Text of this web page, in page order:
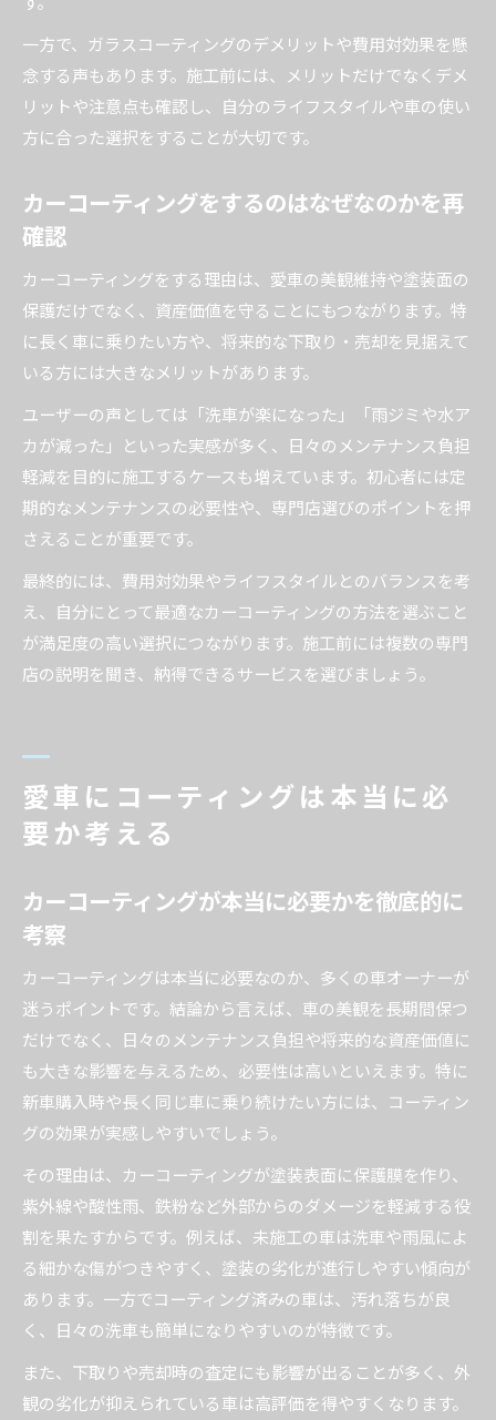
一方で、ガラスコーティングのデメリットや費用対効果を懸
念する声もあります。施工前には、メリットだけでなくデメ
リットや注意点も確認し、自分のライフスタイルや車の使い
方に合った選択をすることが大切です。
カーコーティングをするのはなぜなのかを再
確認
カーコーティングをする理由は、愛車の美観維持や塗装面の
保護だけでなく、資産価値を守ることにもつながります。特
に長く車に乗りたい方や、将来的な下取り・売却を見据えて
いる方には大きなメリットがあります。
ユーザーの声としては「洗車が楽になった」「雨ジミや水ア
カが減った」といった実感が多く、日々のメンテナンス負担
軽減を目的に施工するケースも増えています。初心者には定
期的なメンテナンスの必要性や、専門店選びのポイントを押
さえることが重要です。
最終的には、費用対効果やライフスタイルとのバランスを考
え、自分にとって最適なカーコーティングの方法を選ぶこと
が満足度の高い選択につながります。施工前には複数の専門
店の説明を聞き、納得できるサービスを選びましょう。
愛車にコーティングは本当に必
要か考える
カーコーティングが本当に必要かを徹底的に
考察
カーコーティングは本当に必要なのか、多くの車オーナーが
迷うポイントです。結論から言えば、車の美観を長期間保つ
だけでなく、日々のメンテナンス負担や将来的な資産価値に
も大きな影響を与えるため、必要性は高いといえます。特に
新車購入時や長く同じ車に乗り続けたい方には、コーティン
グの効果が実感しやすいでしょう。
その理由は、カーコーティングが塗装表面に保護膜を作り、
紫外線や酸性雨、鉄粉など外部からのダメージを軽減する役
割を果たすからです。例えば、未施工の車は洗車や雨風によ
る細かな傷がつきやすく、塗装の劣化が進行しやすい傾向が
あります。一方でコーティング済みの車は、汚れ落ちが良
く、日々の洗車も簡単になりやすいのが特徴です。
また、下取りや売却時の査定にも影響が出ることが多く、外
観の劣化が抑えられている車は高評価を得やすくなります。